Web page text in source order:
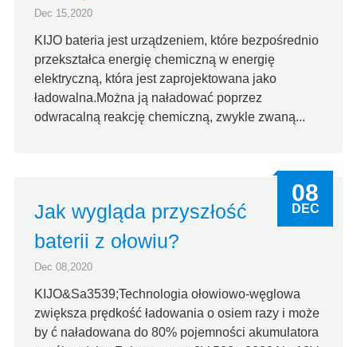
Dec 15,2020
KIJO bateria jest urządzeniem, które bezpośrednio
przekształca energię chemiczną w energię
elektryczną, która jest zaprojektowana jako
ładowalna.Można ją naładować poprzez
odwracalną reakcję chemiczną, zwykle zwaną...
Jak wygląda przyszłość
baterii z ołowiu?
Dec 08,2020
KIJO&Sa3539;Technologia ołowiowo-węglowa
zwiększa prędkość ładowania o osiem razy i może
by ć naładowana do 80% pojemności akumulatora
08
DEC